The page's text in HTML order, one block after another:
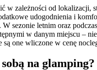
w zależności od lokalizacji,
udogodnienia i
sezonie letnim oraz
w danym miejscu –
one wliczone w cenę
na glamping?